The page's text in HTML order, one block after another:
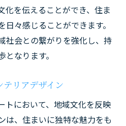
化を伝えることができ、住ま
々感じることができます。
社会との繋がりを強化し、持
なります。
リアデザイン
トにおいて、地域文化を反映
は、住まいに独特な魅力をも